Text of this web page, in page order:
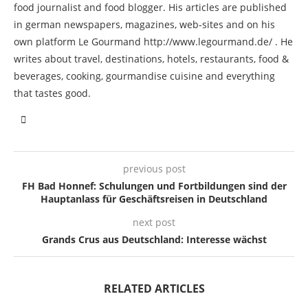
food journalist and food blogger. His articles are published
in german newspapers, magazines, web-sites and on his
own platform Le Gourmand http://www.legourmand.de/ . He
writes about travel, destinations, hotels, restaurants, food &
beverages, cooking, gourmandise cuisine and everything
that tastes good.
previous post
FH Bad Honnef: Schulungen und Fortbildungen sind der
Hauptanlass für Geschäftsreisen in Deutschland
next post
Grands Crus aus Deutschland: Interesse wächst
RELATED ARTICLES